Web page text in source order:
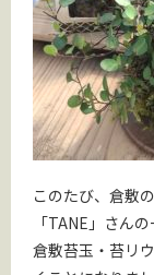
このたび、倉敷
「TANE」さん
倉敷苔玉・苔リ